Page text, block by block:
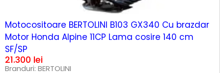
Motocositoare BERTOLINI B103 GX340 Cu brazdar
Motor Honda Alpine 11CP Lama cosire 140 cm
SF/SP
21.300 lei
Branduri: BERTOLINI